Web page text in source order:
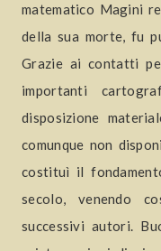
matematico Magini
della sua morte, fu
Grazie ai contatti
importanti
disposizione
comunque non
costituì il
secolo, venendo
successivi autori.